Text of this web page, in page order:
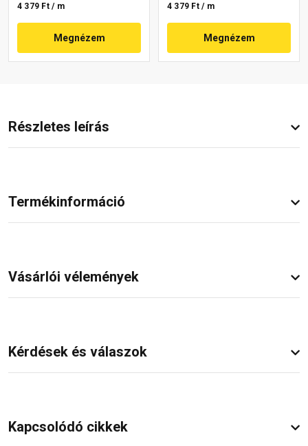
4 379 Ft / m
Megnézem
4 379 Ft / m
Megnézem
Részletes leírás
Termékinformáció
Vásárlói vélemények
Kérdések és válaszok
Kapcsolódó cikkek